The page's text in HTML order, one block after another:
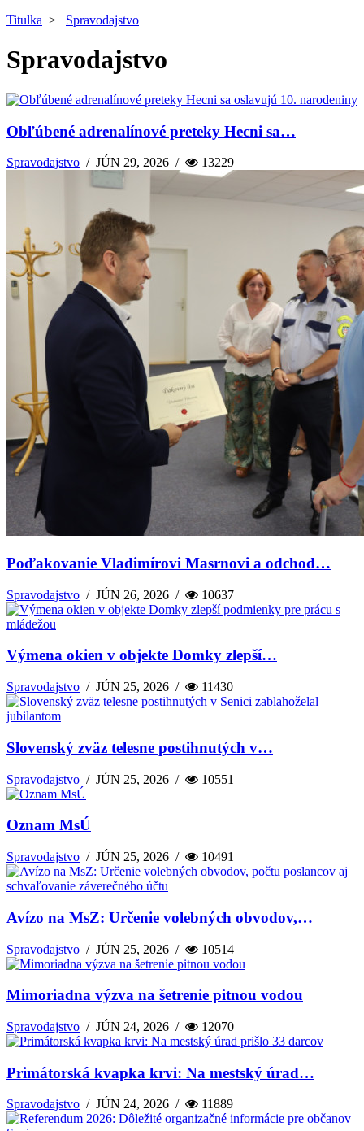
Titulka > Spravodajstvo
Spravodajstvo
Obľúbené adrenalínové preteky Hecni sa…
Spravodajstvo /JÚN 29, 2026 / 13229
Poďakovanie Vladimírovi Masrnovi a odchod…
Spravodajstvo /JÚN 26, 2026 / 10637
Výmena okien v objekte Domky zlepší…
Spravodajstvo /JÚN 25, 2026 / 11430
Slovenský zväz telesne postihnutých v…
Spravodajstvo /JÚN 25, 2026 / 10551
Oznam MsÚ
Spravodajstvo /JÚN 25, 2026 / 10491
Avízo na MsZ: Určenie volebných obvodov,…
Spravodajstvo /JÚN 25, 2026 / 10514
Mimoriadna výzva na šetrenie pitnou vodou
Spravodajstvo /JÚN 24, 2026 / 12070
Primátorská kvapka krvi: Na mestský úrad…
Spravodajstvo /JÚN 24, 2026 / 11889